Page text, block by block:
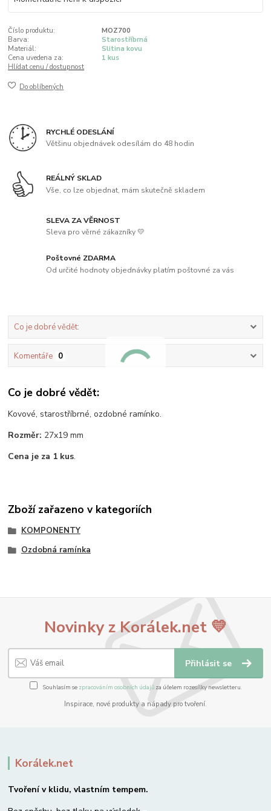
Číslo produktu:
MOZ700
Barva:
Starostříbrná
Materiál:
Slitina kovu
Cena uvedena za:
1 kus
Hlídat cenu / dostupnost
Do oblíbených
RYCHLÉ ODESLÁNÍ
Většinu objednávek odesílám do 48 hodin
REÁLNÝ SKLAD
Vše, co lze objednat, mám skutečně skladem
SLEVA ZA VĚRNOST
Sleva pro věrné zákazníky 💛
Poštovné ZDARMA
Od určité hodnoty objednávky platím poštovné za vás
Co je dobré vědět:
Komentáře 0
Co je dobré vědět:
Kovové, starostříbrné, ozdobné ramínko.
Rozměr: 27x19 mm
Cena je za 1 kus.
Zboží zařazeno v kategoriích
KOMPONENTY
Ozdobná ramínka
Novinky z Korálek.net 💛
Přihlásit se
Souhlasím se zpracováním osobních údajůza účelem rozesílky newsletteru.
Inspirace, nové produkty a nápady pro tvoření.
Korálek.net
Tvoření v klidu, vlastním tempem.